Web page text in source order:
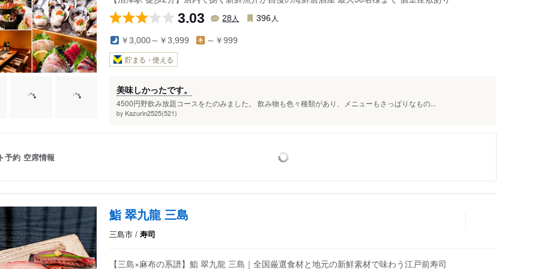
3.03 28人 396 人
￥3,000～￥3,999 ～￥999
貯まる・使える
美味しかったです。
4500円野飲み放題コースをたのみました。 飲み物も色々種類があり、メニューもさっぱりなもの...
by Kazurin2525(521)
予約 空席情報
鮨 翠九龍 三島
三島市 / 寿司
【三島×麻布の系譜】鮨 翠九龍 三島｜全国厳選食材と地元の新鮮素材で味わう江戸前寿司